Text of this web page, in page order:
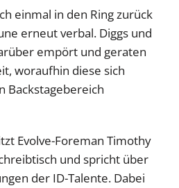
einmal in den Ring zurück
erneut verbal. Diggs und
empört und geraten
woraufhin diese sich
Backstagebereich
Evolve-Foreman Timothy
und spricht über
der ID-Talente. Dabei